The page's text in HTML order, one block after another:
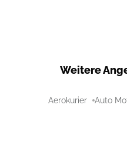
Weitere
Aerokurier Auto